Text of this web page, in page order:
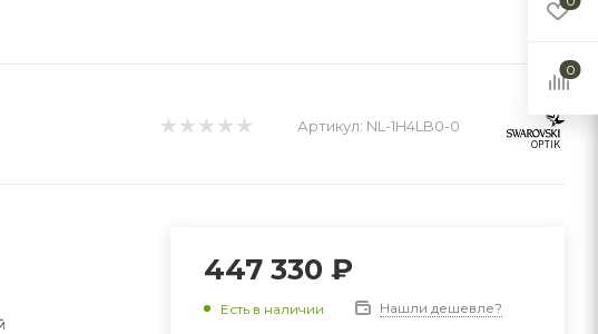
Артикул: NL-1H4LB0-0
447 330 ₽
Есть в наличии Нашли дешевле?
0